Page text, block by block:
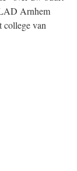
Arnhem
college van